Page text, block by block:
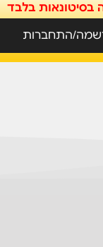
בסיטונאות בלבד
התחברות